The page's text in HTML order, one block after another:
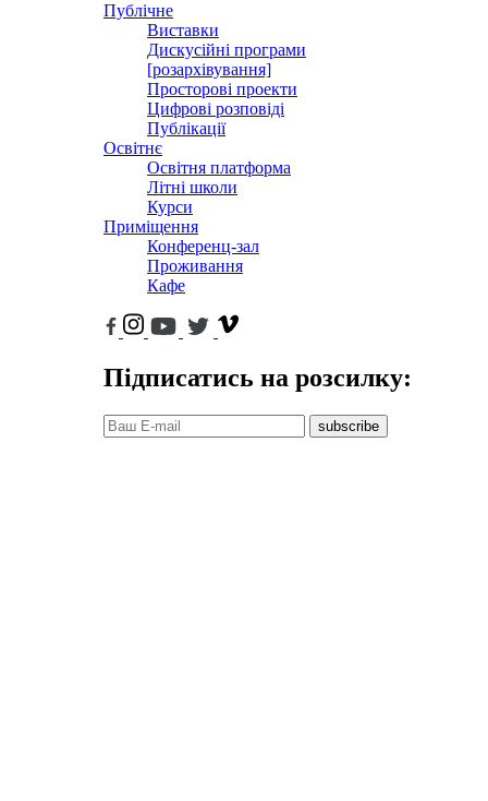
Публічне
Виставки
Дискусійні програми
[розархівування]
Просторові проекти
Цифрові розповіді
Публікації
Освітнє
Освітня платформа
Літні школи
Курси
Приміщення
Конференц-зал
Проживання
Кафе
Підписатись на розсилку:
subscribe